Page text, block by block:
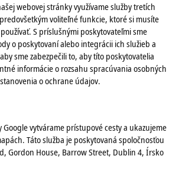
webovej stránky využívame služby tretích
voliteľné funkcie, ktoré si musíte
S príslušnými poskytovateľmi sme
o poskytovaní alebo integrácii ich služieb a
sme zabezpečili to, aby títo poskytovatelia
informácie o rozsahu spracúvania osobných
o ochrane údajov.
Google vytvárame prístupové cesty a ukazujeme
Táto služba je poskytovaná spoločnosťou
Gordon House, Barrow Street, Dublin 4, Írsko